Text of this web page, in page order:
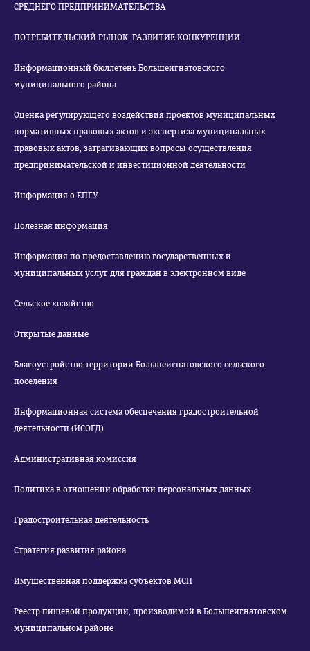
СРЕДНЕГО ПРЕДПРИНИМАТЕЛЬСТВА
ПОТРЕБИТЕЛЬСКИЙ РЫНОК. РАЗВИТИЕ КОНКУРЕНЦИИ
Информационный бюллетень Большеигнатовского
муниципального района
Оценка регулирующего воздействия проектов муниципальных
нормативных правовых актов и экспертиза муниципальных
правовых актов, затрагивающих вопросы осуществления
предпринимательской и инвестиционной деятельности
Информация о ЕПГУ
Полезная информация
Информация по предоставлению государственных и
муниципальных услуг для граждан в электронном виде
Сельское хозяйство
Открытые данные
Благоустройство территории Большеигнатовского сельского
поселения
Информационная система обеспечения градостроительной
деятельности (ИСОГД)
Административная комиссия
Политика в отношении обработки персональных данных
Градостроительная деятельность
Стратегия развития района
Имущественная поддержка субъектов МСП
Реестр пищевой продукции, производимой в Большеигнатовском
муниципальном районе